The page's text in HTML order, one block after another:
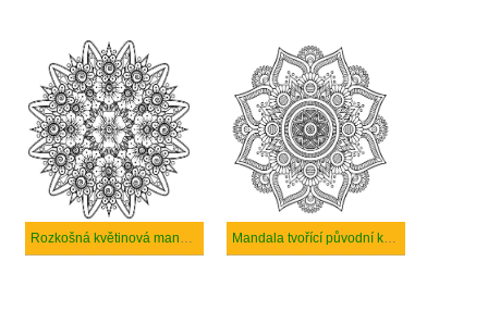
Rozkošná květinová mandala Mandala tvořící původní květinu